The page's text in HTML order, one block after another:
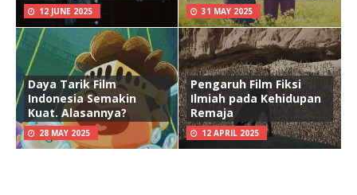
12 JUNE 2025 31 MAY 2025
Daya Tarik Film
Indonesia Semakin
Kuat. Alasannya?
28 MAY 2025
Pengaruh Film Fiksi
Ilmiah pada Kehidupan
Remaja
12 APRIL 2025